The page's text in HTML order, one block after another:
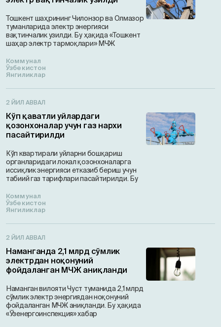
Тошкент шаҳрининг Чилонзор ва Олмазор
туманларида электр энергияси
вақтинчалик узилди. Бу ҳақида «Тошкент
шаҳар электр тармоқлари» МЧЖ
Коммунал
Ўзбекистон
Янгиликлар
2 ЙИЛ АВВАЛ
Кўп қаватли уйлардаги
қозонхоналар учун газ нархи
пасайтирилди
Кўп квартирали уйларни бошқариш
органларидаги локал қозонхоналарга
иссиқлик энергияси етказиб бериш учун
табиий газ тарифлари пасайтирилди. Бу
Коммунал
Ўзбекистон
Янгиликлар
2 ЙИЛ АВВАЛ
Наманганда 2,1 млрд сўмлик
электрдан ноқонуний
фойдаланган МЧЖ аниқланди
Наманган вилояти Чуст туманида 2,1 млрд
сўмлик электр энергиядан ноқонуний
фойдаланган МЧЖ аниқланди. Бу ҳақида
«Ўзенергоинспекция» хабар